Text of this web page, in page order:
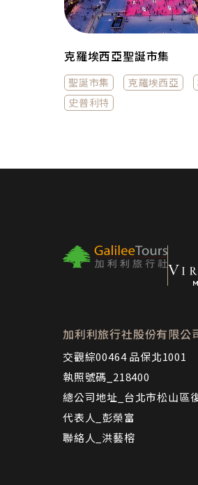
克羅埃西亞聖誕市集
聖誕市集 克羅埃西亞
史普利特
加利利旅行社股份有限公
交觀綜00464 品保北1001
執照號碼_218400
總公司地址_台北市松山區
代表人_彭榮富
聯絡人_洪藝榕